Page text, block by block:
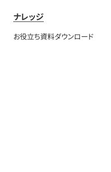
ナレッジ
お役立ち資料ダウンロード